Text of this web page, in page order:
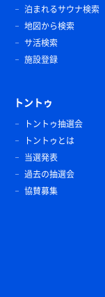
泊まれるサウナ検索
地図から検索
サ活検索
施設登録
トントゥ
トントゥ抽選会
トントゥとは
当選発表
過去の抽選会
協賛募集